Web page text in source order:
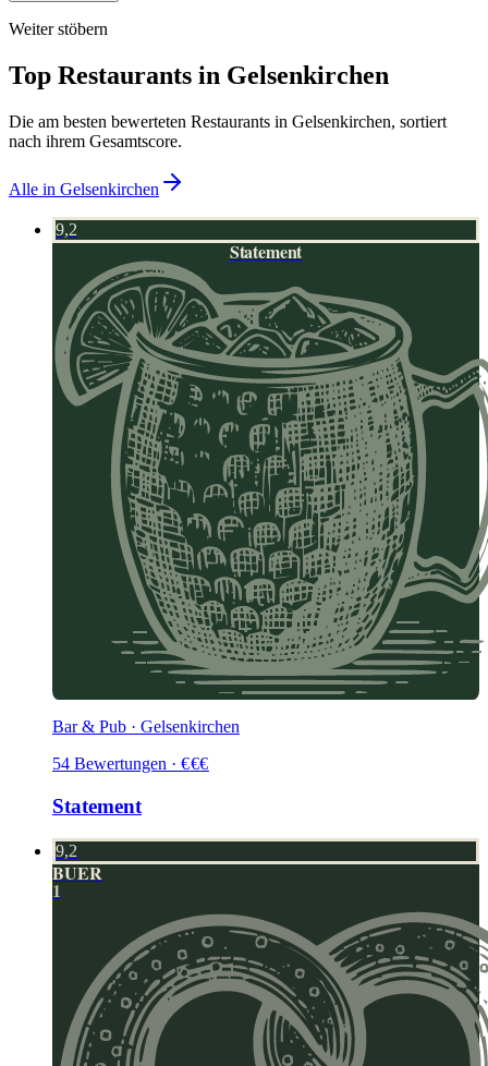
Weiter stöbern
Top Restaurants in Gelsenkirchen
Die am besten bewerteten Restaurants in Gelsenkirchen, sortiert
nach ihrem Gesamtscore.
Alle in Gelsenkirchen
9,2
Statement
Bar & Pub · Gelsenkirchen
54 Bewertungen · €€€
Statement
9,2
BUER
1